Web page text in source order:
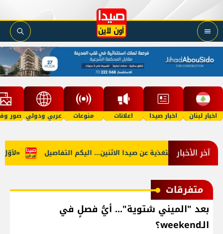
اخبار لبنان اخبار صيدا اعلانات منوعات عربي ودولي صور
آخر الأخبار «لأوّل توقف التغذية عن صيدا الاثنين... اليكم التفاصيل
متفرقات
بعد "الميني شتوية"... أيُّ فصلٍ في
الـweekend؟